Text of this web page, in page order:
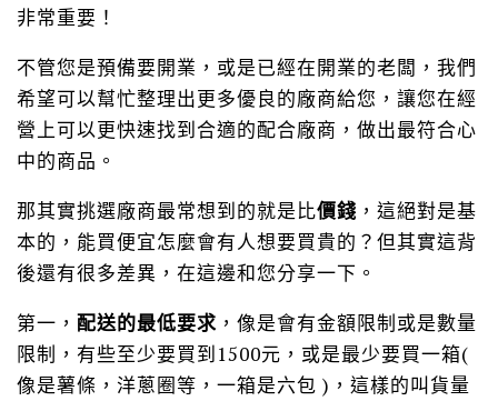
非常重要！
不管您是預備要開業，或是已經在開業的老闆，我們
希望可以幫忙整理出更多優良的廠商給您，讓您在經
營上可以更快速找到合適的配合廠商，做出最符合心
中的商品。
那其實挑選廠商最常想到的就是比價錢 ，這絕對是基
本的，能買便宜怎麼會有人想要買貴的？但其實這背
後還有很多差異，在這邊和您分享一下。
第一， 配送的最低要求 ，像是會有金額限制或是數量
限制，有些至少要買到1500元，或是最少要買一箱(
像是薯條，洋蔥圈等，一箱是六包 )，這樣的叫貨量